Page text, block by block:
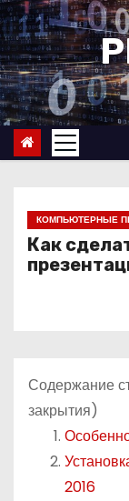
П
е
р
е
й
и
КОМПЬЮТЕРНЫЕ
Как
Содержание
закрытия)
2016